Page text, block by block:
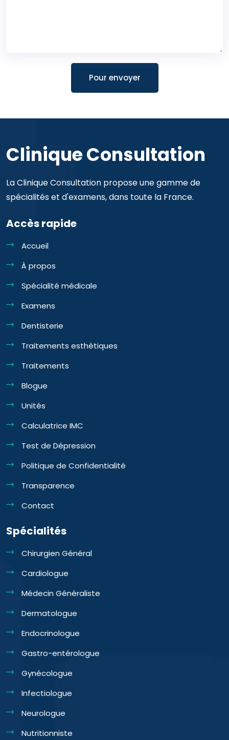
Pour envoyer
Clinique Consultation
La Clinique Consultation propose une gamme de
spécialités et d'examens, dans toute la France.
Accès rapide
Accueil
À propos
Spécialité médicale
Examens
Dentisterie
Traitements esthétiques
Traitements
Blogue
Unités
Calculatrice IMC
Test de Dépression
Politique de Confidentialité
Transparence
Contact
Spécialités
Chirurgien Général
Cardiologue
Médecin Généraliste
Dermatologue
Endocrinologue
Gastro-entérologue
Gynécologue
Infectiologue
Neurologue
Nutritionniste